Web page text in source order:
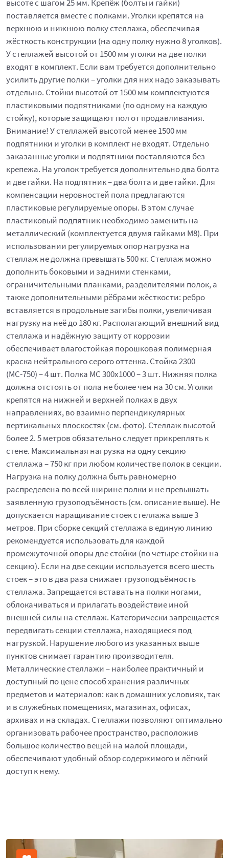
высоте с шагом 25 мм. Крепёж (болты и гайки)
поставляется вместе с полками. Уголки крепятся на
верхнюю и нижнюю полку стеллажа, обеспечивая
жёсткость конструкции (на одну полку нужно 8 уголков).
У стеллажей высотой от 1500 мм уголки на две полки
входят в комплект. Если вам требуется дополнительно
усилить другие полки – уголки для них надо заказывать
отдельно. Стойки высотой от 1500 мм комплектуются
пластиковыми подпятниками (по одному на каждую
стойку), которые защищают пол от продавливания.
Внимание! У стеллажей высотой менее 1500 мм
подпятники и уголки в комплект не входят. Отдельно
заказанные уголки и подпятники поставляются без
крепежа. На уголок требуется дополнительно два болта
и две гайки. На подпятник – два болта и две гайки. Для
компенсации неровностей пола предлагаются
пластиковые регулируемые опоры. В этом случае
пластиковый подпятник необходимо заменить на
металлический (комплектуется двумя гайками М8). При
использовании регулируемых опор нагрузка на
стеллаж не должна превышать 500 кг. Стеллаж можно
дополнить боковыми и задними стенками,
ограничительными планками, разделителями полок, а
также дополнительными рёбрами жёсткости: ребро
вставляется в продольные загибы полки, увеличивая
нагрузку на неё до 180 кг. Располагающий внешний вид
стеллажа и надёжную защиту от коррозии
обеспечивает влагостойкая порошковая полимерная
краска нейтрального серого оттенка. Стойка 2300
(МС-750) – 4 шт. Полка МС 300x1000 – 3 шт. Нижняя полка
должна отстоять от пола не более чем на 30 см. Уголки
крепятся на нижней и верхней полках в двух
направлениях, во взаимно перпендикулярных
вертикальных плоскостях (см. фото). Стеллаж высотой
более 2. 5 метров обязательно следует прикреплять к
стене. Максимальная нагрузка на одну секцию
стеллажа – 750 кг при любом количестве полок в секции.
Нагрузка на полку должна быть равномерно
распределена по всей ширине полки и не превышать
заявленную грузоподъёмность (см. описание выше). Не
допускается наращивание стоек стеллажа выше 3
метров. При сборке секций стеллажа в единую линию
рекомендуется использовать для каждой
промежуточной опоры две стойки (по четыре стойки на
секцию). Если на две секции используется всего шесть
стоек – это в два раза снижает грузоподъёмность
стеллажа. Запрещается вставать на полки ногами,
облокачиваться и прилагать воздействие иной
внешней силы на стеллаж. Категорически запрещается
передвигать секции стеллажа, находящиеся под
нагрузкой. Нарушение любого из указанных выше
пунктов снимает гарантию производителя.
Металлические стеллажи – наиболее практичный и
доступный по цене способ хранения различных
предметов и материалов: как в домашних условиях, так
и в служебных помещениях, магазинах, офисах,
архивах и на складах. Стеллажи позволяют оптимально
организовать рабочее пространство, расположив
большое количество вещей на малой площади,
обеспечивают удобный обзор содержимого и лёгкий
доступ к нему.